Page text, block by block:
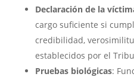
Declaración de la
cargo suficiente si
credibilidad,
establecidos por el
Pruebas biológicas: